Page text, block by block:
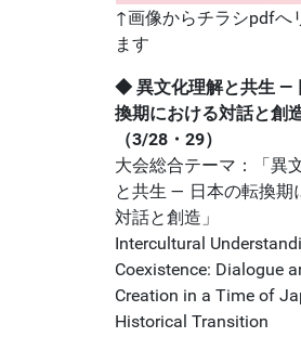
↑画像からチラシpdfへ
ます
◆ 異文化理解と共生 ―
換期における対話と創
（3/28・29）
大会総合テーマ：「異
と共生 ― 日本の転換期
対話と創造」
Intercultural
Coexistence: Dialogue
Creation in a Time of
Historical Transition